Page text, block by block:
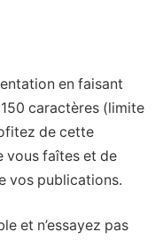
en faisant
caractères (limite
de cette
vous faîtes et de
vos publications.
et n’essayez pas